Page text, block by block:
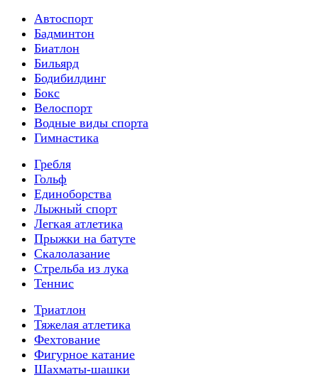
Автоспорт
Бадминтон
Биатлон
Бильярд
Бодибилдинг
Бокс
Велоспорт
Водные виды спорта
Гимнастика
Гребля
Гольф
Единоборства
Лыжный спорт
Легкая атлетика
Прыжки на батуте
Скалолазание
Стрельба из лука
Теннис
Триатлон
Тяжелая атлетика
Фехтование
Фигурное катание
Шахматы-шашки